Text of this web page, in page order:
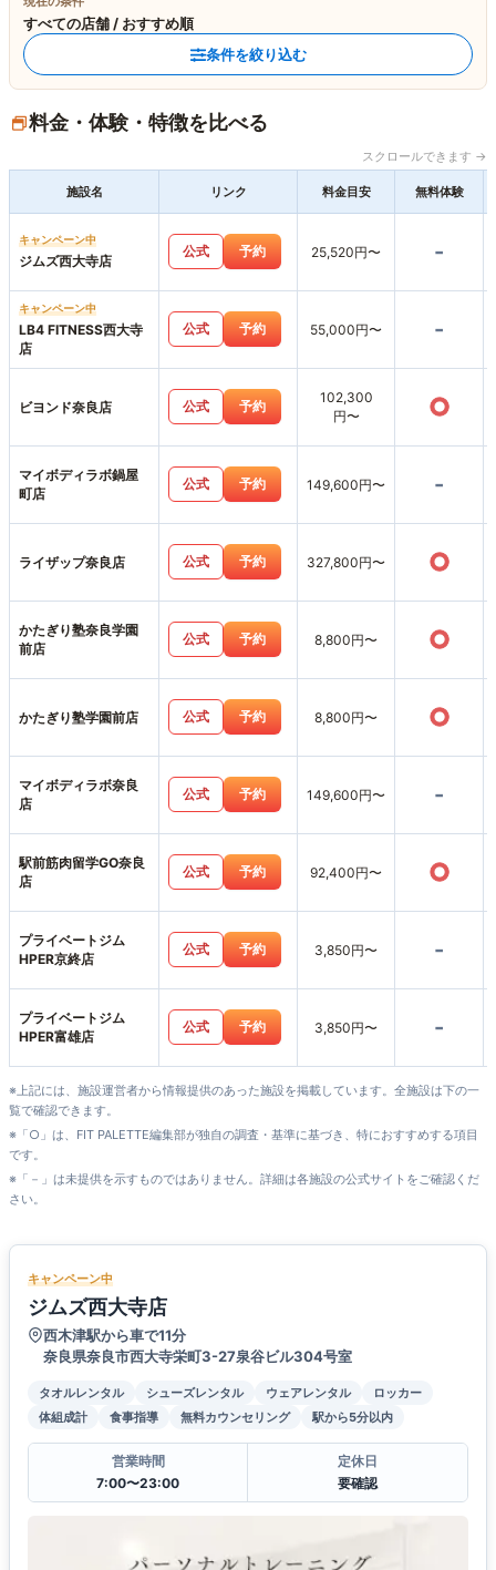
すべての店舗 / おすすめ順
条件を絞り込む
料金・体験・特徴を比べる
スクロールできます →
施設名 リンク 料金目安 無料体験
キャンペーン中
ジムズ西大寺店
公式 予約 25,520円〜 -
キャンペーン中
LB4 FITNESS西大寺
店
公式 予約 55,000円〜 -
ビヨンド奈良店 公式 予約
102,300
円〜
○
マイボディラボ鍋屋
町店
公式 予約 149,600円〜 -
ライザップ奈良店 公式 予約 327,800円〜 ○
かたぎり塾奈良学園
前店
公式 予約 8,800円〜 ○
かたぎり塾学園前店 公式 予約 8,800円〜 ○
マイボディラボ奈良
店
公式 予約 149,600円〜 -
駅前筋肉留学GO奈良
店
公式 予約 92,400円〜 ○
プライベートジム
HPER京終店
公式 予約 3,850円〜 -
プライベートジム
HPER富雄店
公式 予約 3,850円〜 -
※上記には、施設運営者から情報提供のあった施設を掲載しています。全施設は下の一
覧で確認できます。
※「○」は、FIT PALETTE編集部が独自の調査・基準に基づき、特におすすめする項目
です。
※「－」は未提供を示すものではありません。詳細は各施設の公式サイトをご確認くだ
さい。
キャンペーン中
ジムズ西大寺店
西木津駅から車で11分
奈良県奈良市西大寺栄町3-27泉谷ビル304号室
タオルレンタル シューズレンタル ウェアレンタル
ロッカー
体組成計
食事指導 無料カウンセリング 駅から5分以内
営業時間
7:00〜23:00
定休日
要確認